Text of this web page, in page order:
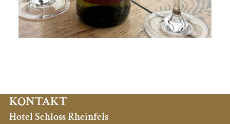
KONTAKT
Hotel Schloss Rheinfels